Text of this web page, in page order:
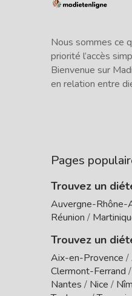
Nous sommes ce
priorité l’accès
Bienvenue sur
en relation entre
Pages
Trouvez un
Auvergne-Rhône-
Réunion /
Trouvez un
Aix-en-Provence /
Clermont-Ferrand /
Nantes / Nice /